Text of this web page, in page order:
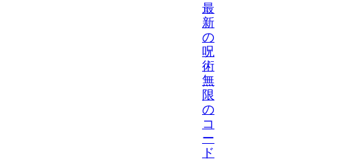
最
新
の
呪
術
無
限
の
コ
ー
ド